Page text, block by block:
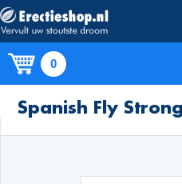
0
Spanish Fly Strong